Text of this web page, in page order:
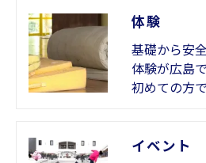
体験
基礎から安
体験が広島
初めての方
イベント